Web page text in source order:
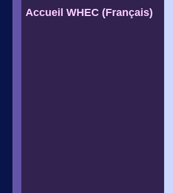
Accueil WHEC (Français)